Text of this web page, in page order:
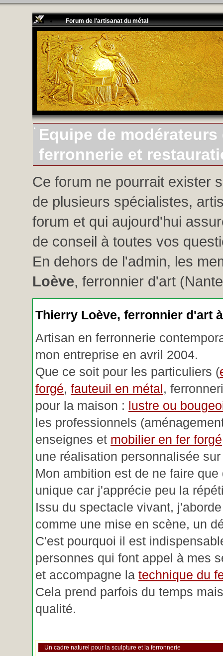
Forum de l'artisanat du métal
Equipe de
ferronnerie et
Ce forum ne pourrait exister
de plusieurs spécialistes,
forum et qui aujourd'hui
de conseil à toutes vos
En dehors de l'admin, les
Loève, ferronnier d'art
Thierry Loève, ferronnier d'art
Artisan en ferronnerie
mon entreprise en avril 2004.
Que ce soit pour les particuliers (
forgé, fauteuil en métal,
pour la maison : lustre ou
les professionnels
enseignes et mobilier en fer forgé
une réalisation personnalisée
Mon ambition est de ne faire que
unique car j'apprécie peu la
Issu du spectacle vivant,
comme une mise en scène, un
C'est pourquoi il est
personnes qui font appel à mes
et accompagne la technique du
Cela prend parfois du temps
qualité.
Un cadre naturel pour la sculpture et la ferronnerie